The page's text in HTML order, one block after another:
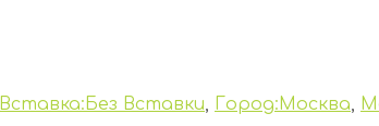
Вставка:Без Вставки, Город:Москва,